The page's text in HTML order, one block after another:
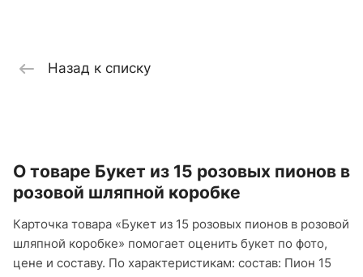
Назад к списку
О товаре Букет из 15 розовых пионов в
розовой шляпной коробке
Карточка товара «Букет из 15 розовых пионов в розовой
шляпной коробке» помогает оценить букет по фото,
цене и составу. По характеристикам: состав: Пион 15